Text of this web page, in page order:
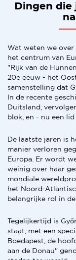
Dingen
Wat weten we over
het centrum van
"Rijk van de
20e eeuw - het
samenstelling dat
In de recente
Duitsland,
blok, en - nu een lid
De laatste jaren is
manier verloren
Europa. Er wordt
weinig over haar
mondiale
het Noord-
belangrijke rol in
Tegelijkertijd is
staat, met een
Boedapest, de
aan de Donau"